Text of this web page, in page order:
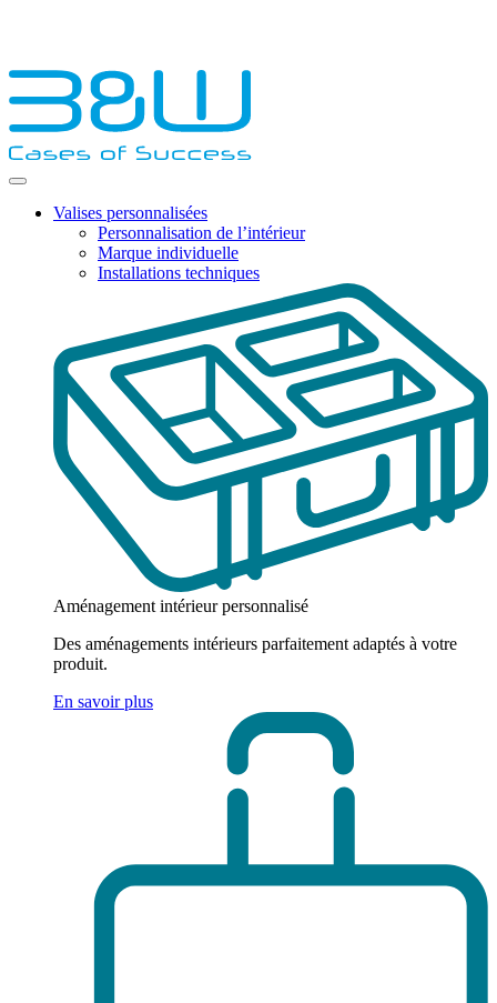
Valises personnalisées
Personnalisation de l’intérieur
Marque individuelle
Installations techniques
Aménagement intérieur personnalisé
Des aménagements intérieurs parfaitement adaptés à votre
produit.
En savoir plus